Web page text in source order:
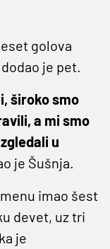
golova
dodao je pet.
široko smo
a mi smo
u
je Šušnja.
imao šest
devet, uz tri
je